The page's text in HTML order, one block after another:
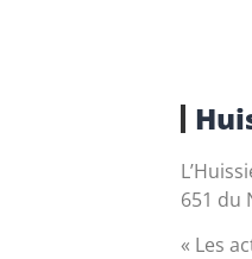
651 du
« Les